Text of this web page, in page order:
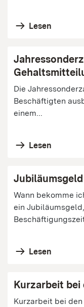
Lesen
Die
Beschäftigten
einem...
Lesen
Jubiläumsgeld
Wann bekomme
ein
Lesen
Kurzarbeit
Kurzarbeit bei